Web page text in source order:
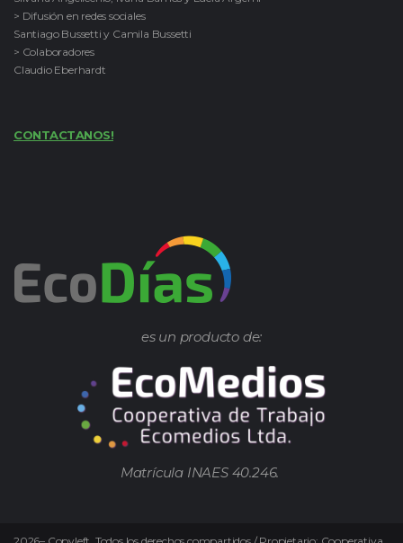
> Difusión en redes sociales
Santiago Bussetti y Camila Bussetti
> Colaboradores
Claudio Eberhardt
CONTACTANOS!
es un producto de:
Matrícula INAES 40.246.